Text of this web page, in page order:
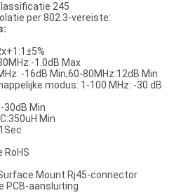
245
per 802.3-vereiste:
1.0dB Max
-16dB Min;60-80MHz:12dB Min
modus: 1-100 MHz: -30 dB
30dB Min
Min
RoHS
Mount Rj45-connector
PCB-aansluiting